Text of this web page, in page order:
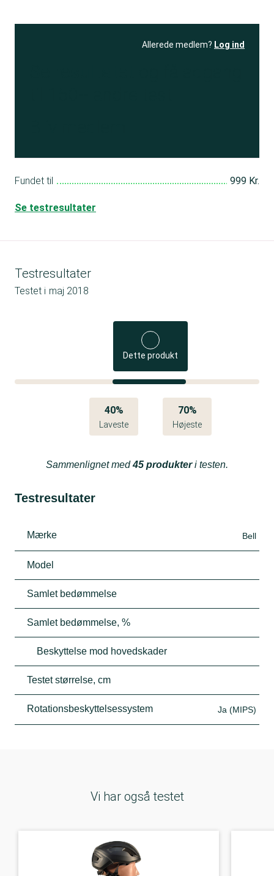
Allerede medlem? Log ind
Fundet til 999 Kr.
Se testresultater
Testresultater
Testet i maj 2018
Dette produkt
40%
Laveste
70%
Højeste
Sammenlignet med45 produkteri testen.
Testresultater
Mærke Bell
Model
Samlet bedømmelse
Samlet bedømmelse, %
Beskyttelse mod hovedskader
Testet størrelse, cm
Rotationsbeskyttelsessystem Ja (MIPS)
Vi har også testet